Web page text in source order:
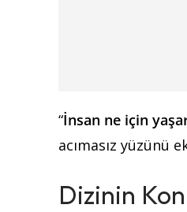
“İnsan ne için
acımasız yüzünü
Dizinin